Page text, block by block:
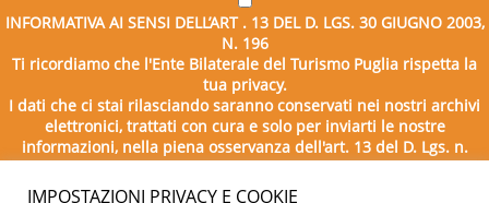
INFORMATIVA AI SENSI DELL’ART . 13 DEL D. LGS. 30 GIUGNO 2003,
N. 196
Ti ricordiamo che l'Ente Bilaterale del Turismo Puglia rispetta la
tua privacy.
I dati che ci stai rilasciando saranno conservati nei nostri archivi
elettronici, trattati con cura e solo per inviarti le nostre
informazioni, nella piena osservanza dell'art. 13 del D. Lgs. n.
196/2003.
IMPOSTAZIONI PRIVACY E COOKIE